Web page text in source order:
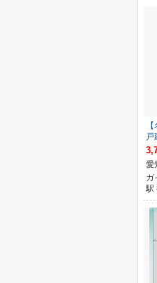
戸
愛
ガ
駅